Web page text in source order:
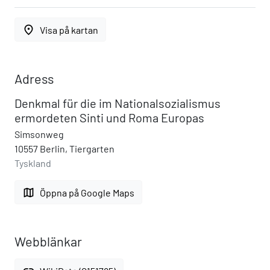
place Visa på kartan
Adress
Denkmal für die im Nationalsozialismus
ermordeten Sinti und Roma Europas
Simsonweg
10557 Berlin, Tiergarten
Tyskland
map Öppna på Google Maps
Webblänkar